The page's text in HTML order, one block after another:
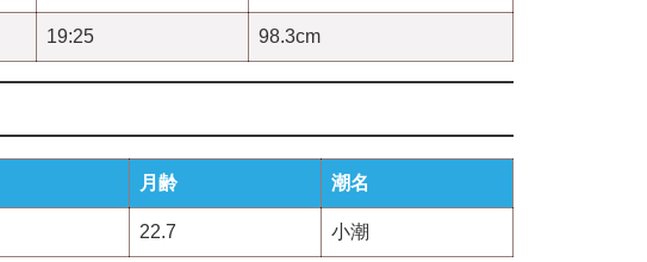
19:25 98.3cm
月齢 潮名
22.7 小潮